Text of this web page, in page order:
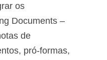
os
Documents –
de
pró-formas,